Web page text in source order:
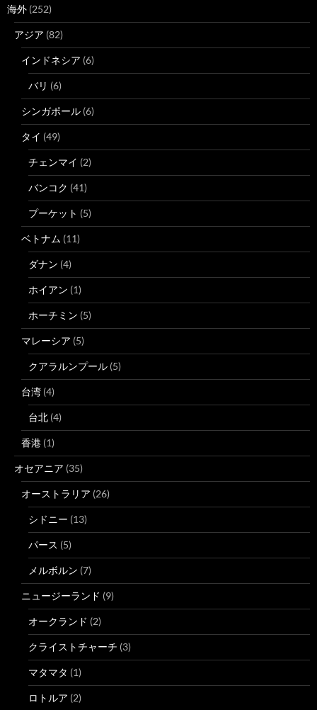
海外 (252)
アジア (82)
インドネシア (6)
バリ (6)
シンガポール (6)
タイ (49)
チェンマイ (2)
バンコク (41)
プーケット (5)
ベトナム (11)
ダナン (4)
ホイアン (1)
ホーチミン (5)
マレーシア (5)
クアラルンプール (5)
台湾 (4)
台北 (4)
香港 (1)
オセアニア (35)
オーストラリア (26)
シドニー (13)
パース (5)
メルボルン (7)
ニュージーランド (9)
オークランド (2)
クライストチャーチ (3)
マタマタ (1)
ロトルア (2)